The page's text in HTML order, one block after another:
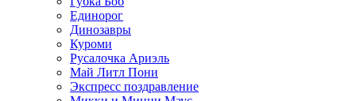
Единорог
Динозавры
Куроми
Русалочка Ариэль
Май Литл Пони
Экспресс поздравление